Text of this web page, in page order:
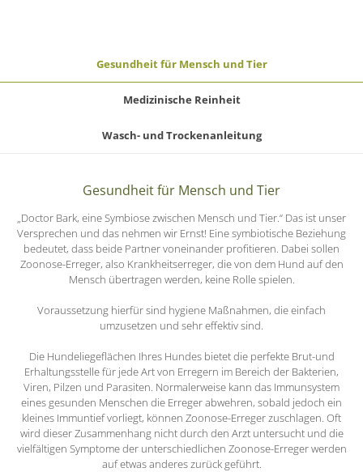
Gesundheit für Mensch und Tier
Medizinische Reinheit
Wasch- und Trockenanleitung
Gesundheit für Mensch und Tier
„Doctor Bark, eine Symbiose zwischen Mensch und Tier.“ Das ist unser
Versprechen und das nehmen wir Ernst! Eine symbiotische Beziehung
bedeutet, dass beide Partner voneinander profitieren. Dabei sollen
Zoonose-Erreger, also Krankheitserreger, die von dem Hund auf den
Mensch übertragen werden, keine Rolle spielen.
Voraussetzung hierfür sind hygiene Maßnahmen, die einfach
umzusetzen und sehr effektiv sind.
Die Hundeliegeflächen Ihres Hundes bietet die perfekte Brut-und
Erhaltungsstelle für jede Art von Erregern im Bereich der Bakterien,
Viren, Pilzen und Parasiten. Normalerweise kann das Immunsystem
eines gesunden Menschen die Erreger abwehren, sobald jedoch ein
kleines Immuntief vorliegt, können Zoonose-Erreger zuschlagen. Oft
wird dieser Zusammenhang nicht durch den Arzt untersucht und die
vielfältigen Symptome der unterschiedlichen Zoonose-Erreger werden
auf etwas anderes zurück geführt.